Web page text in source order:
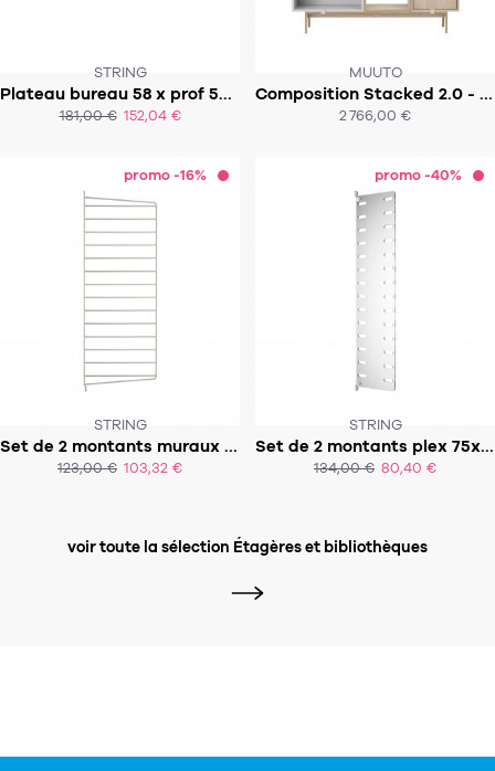
STRING
Plateau bureau 58 x prof 58 cm - Système STRING
181,00 € 152,04 €
ACHAT EXPRESS
MUUTO
Composition Stacked 2.0 - Modèle 6
2 766,00 €
SOUS 8 SEMAINES
ACHAT EXPRESS
promo -16%
STRING
Set de 2 montants muraux 75x30cm - Système String
123,00 € 103,32 €
ACHAT EXPRESS
promo -40%
STRING
Set de 2 montants plex 75x20 - Système String
134,00 € 80,40 €
SOUS 4-6 SEMAINES
ACHAT EXPRESS
voir toute la sélection Étagères et bibliothèques